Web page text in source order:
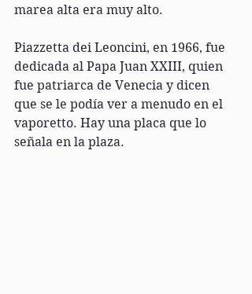
marea alta era muy alto.
Piazzetta dei Leoncini, en 1966, fue
dedicada al Papa Juan XXIII, quien
fue patriarca de Venecia y dicen
que se le podía ver a menudo en el
vaporetto. Hay una placa que lo
señala en la plaza.